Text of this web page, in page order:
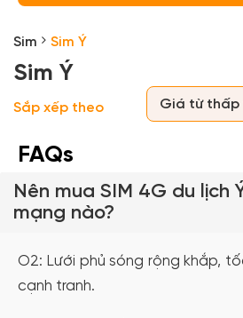
Sim Sim Ý
Sim Ý
Sắp xếp theo
FAQs
Nên mua SIM 4G du lịch
mạng nào?
O2: Lưới phủ sóng rộng khắp,
cạnh tranh.